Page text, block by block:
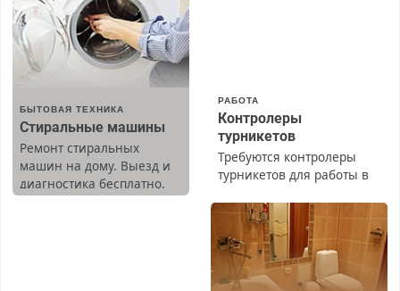
БЫТОВАЯ ТЕХНИКА
Стиральные машины
Ремонт стиральных
машин на дому. Выезд и
диагностика бесплатно.
Предусмотрены скидки.
РАБОТА
Контролеры
турникетов
Требуются контролеры
турникетов для работы в
(мужчины, женщины).
Прием по ТК РФ. График
работы любой.
Бесплатное проживание.
З/п – до 96000 рублей до